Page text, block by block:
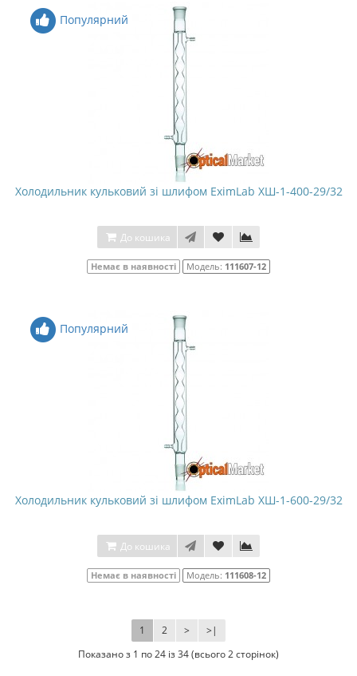
Популярний
Холодильник кульковий зі шлифом EximLab ХШ-1-400-29/32
До кошика
Немає в наявності Модель: 111607-12
Популярний
Холодильник кульковий зі шлифом EximLab ХШ-1-600-29/32
До кошика
Немає в наявності Модель: 111608-12
1 2 > >|
Показано з 1 по 24 із 34 (всього 2 сторінок)